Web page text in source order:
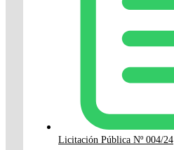
Licitación Pública Nº 004/24